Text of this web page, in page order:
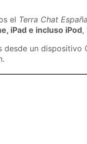
el Terra Chat España
iPad e incluso iPod,
desde un